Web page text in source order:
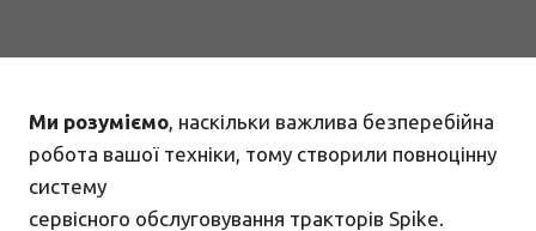
Ми розуміємо , наскільки важлива безперебійна
робота вашої техніки, тому створили повноцінну
систему
сервісного обслуговування тракторів Spike.